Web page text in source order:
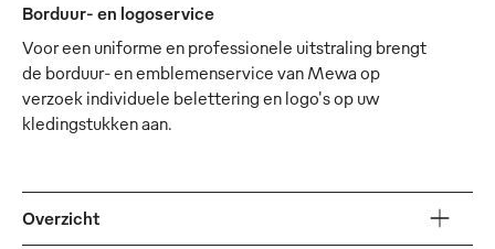
Borduur- en logoservice
Voor een uniforme en professionele uitstraling brengt
de borduur- en emblemenservice van Mewa op
verzoek individuele belettering en logo's op uw
kledingstukken aan.
Overzicht